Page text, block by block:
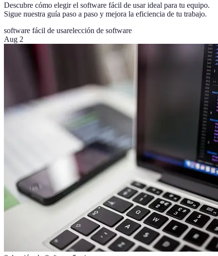
Descubre cómo elegir el software fácil de usar ideal para tu equipo.
Sigue nuestra guía paso a paso y mejora la eficiencia de tu trabajo.
software fácil de usarelección de software
Aug 2